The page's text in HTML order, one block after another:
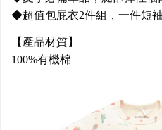
◆超值包屁衣2件組，一件短
【產品材質】
100%有機棉